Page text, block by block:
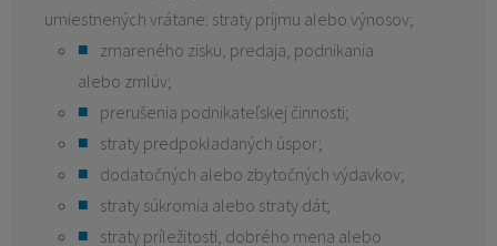
umiestnených vrátane: straty príjmu alebo výnosov;
zmareného zisku, predaja, podnikania
alebo zmlúv;
prerušenia podnikateľskej činnosti;
straty predpokladaných úspor;
dodatočných alebo zbytočných výdavkov;
straty súkromia alebo straty dát;
straty príležitosti, dobrého mena alebo